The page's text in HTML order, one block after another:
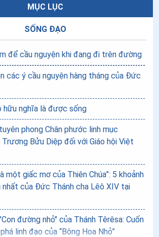
MỤC LỤC
SỐNG ĐẠO
để cầu nguyện khi đang đi trên đường
các ý cầu nguyện hàng tháng của Đức
hữu nghĩa là được sống
phong Chân phước linh mục
Bửu Diệp đối với Giáo hội Việt
một giấc mơ của Thiên Chúa”: 5 khoảnh
nhất của Đức Thánh cha Lêô XIV tại
đường nhỏ" của Thánh Têrêsa: Cuốn
linh đạo của “Bông Hoa Nhỏ”